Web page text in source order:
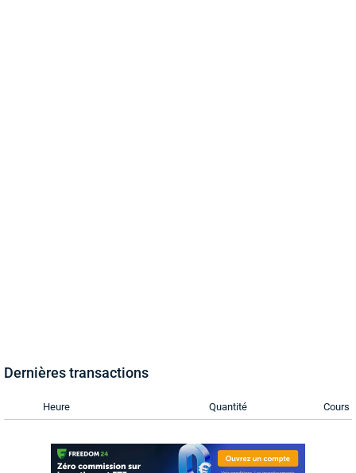
Dernières transactions
Heure Quantité Cours